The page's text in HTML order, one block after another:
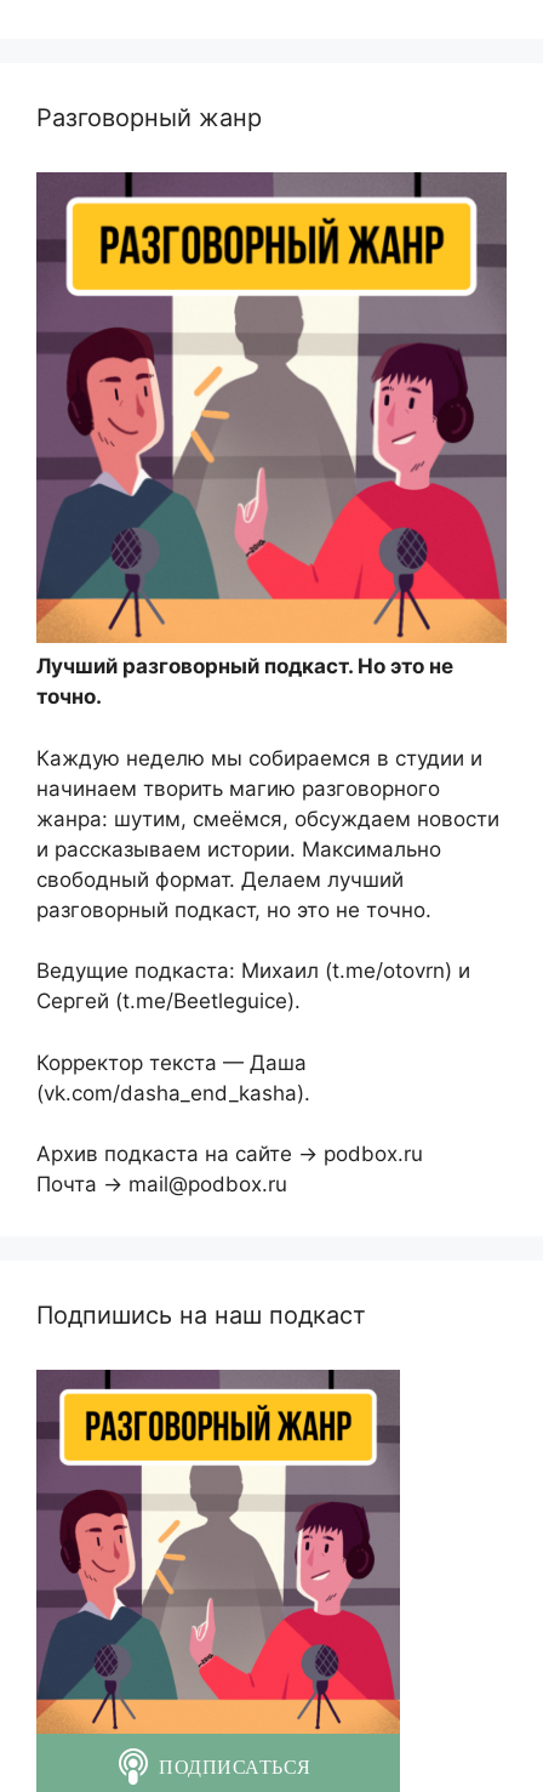
Разговорный жанр
Лучший разговорный подкаст. Но это не
точно.
Каждую неделю мы собираемся в студии и
начинаем творить магию разговорного
жанра: шутим, смеёмся, обсуждаем новости
и рассказываем истории. Максимально
свободный формат. Делаем лучший
разговорный подкаст, но это не точно.
Ведущие подкаста: Михаил (t.me/otovrn) и
Сергей (t.me/Beetleguice).
Корректор текста — Даша
(vk.com/dasha_end_kasha).
Архив подкаста на сайте → podbox.ru
Почта → mail@podbox.ru
Подпишись на наш подкаст